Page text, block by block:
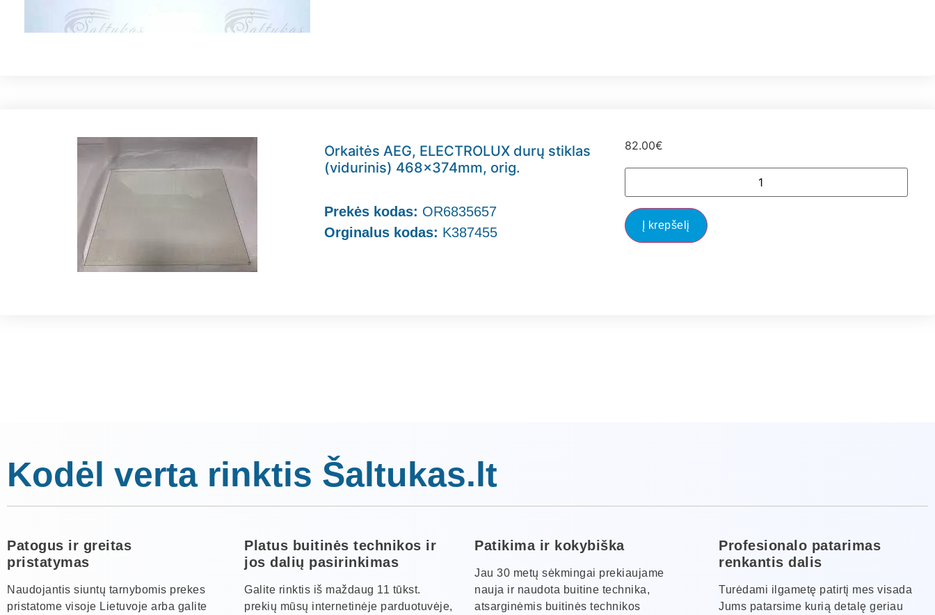
Orkaitės AEG, ELECTROLUX durų stiklas
(vidurinis) 468x374mm, orig.
Prekės kodas: OR6835657
Orginalus kodas: K387455
82.00€
Į krepšelį
Kodėl verta rinktis Šaltukas.lt
Patogus ir greitas
pristatymas
Naudojantis siuntų tarnybomis prekes
pristatome visoje Lietuvoje arba galite
Platus buitinės technikos ir
jos dalių pasirinkimas
Galite rinktis iš maždaug 11 tūkst.
prekių mūsų internetinėje parduotuvėje,
Patikima ir kokybiška
Jau 30 metų sėkmingai prekiaujame
nauja ir naudota buitine technika,
atsarginėmis buitinės technikos
Profesionalo patarimas
renkantis dalis
Turėdami ilgametę patirtį mes visada
Jums patarsime kurią detalę geriau